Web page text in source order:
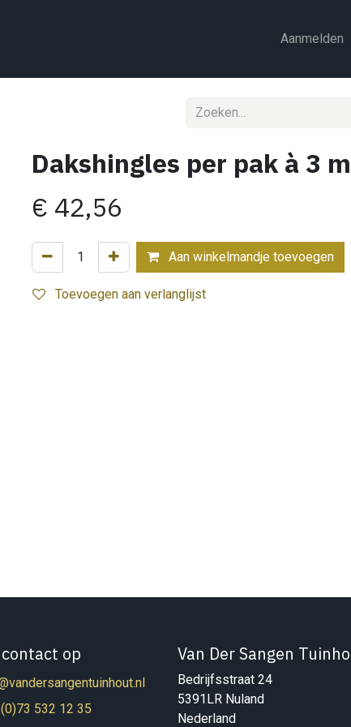
Aanmelden
Dakshingles per pak à 3
€ 42,56
Aan winkelmandje toevoegen
Toevoegen aan verlanglijst
op
532 12 35
Van Der Sangen
Bedrijfsstraat 24
5391LR Nuland
Nederland